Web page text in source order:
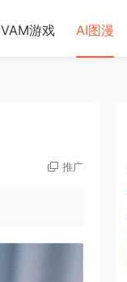
VAM游戏 AI图漫
推广